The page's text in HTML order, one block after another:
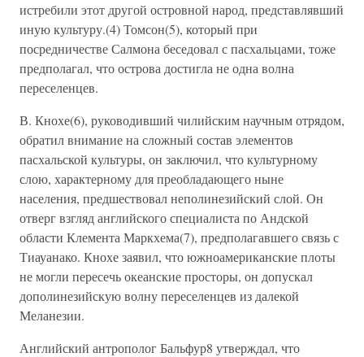
истребили этот другой островной народ, представлявший
иную культуру.(4) Томсон(5), который при
посредничестве Салмона беседовал с пасхальцами, тоже
предполагал, что острова достигла не одна волна
переселенцев.
В. Кнохе(6), руководивший чилийским научным отрядом,
обратил внимание на сложный состав элементов
пасхальской культуры, он заключил, что культурному
слою, характерному для преобладающего ныне
населения, предшествовал неполинезийский слой. Он
отверг взгляд английского специалиста по Андской
области Клемента Маркхема(7), предполагавшего связь с
Тиауанако. Кнохе заявил, что южноамериканские плоты
не могли пересечь океанские просторы, он допускал
дополинезийскую волну переселенцев из далекой
Меланезии.
Английский антрополог Бальфур8 утверждал, что